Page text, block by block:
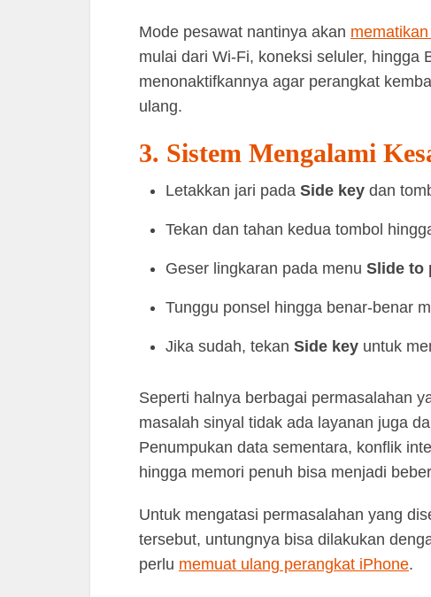
Mode pesawat nantinya akan
mulai dari Wi-Fi, koneksi seluler, hingga
menonaktifkannya agar perangkat
ulang.
3. Sistem Mengalami
Letakkan jari pada Side key dan
Tekan dan tahan kedua tombol
Geser lingkaran pada menu Slide to
Tunggu ponsel hingga benar-benar
Jika sudah, tekan Side key untuk
Seperti halnya berbagai permasalahan
masalah sinyal tidak ada layanan juga
Penumpukan data sementara, konflik
hingga memori penuh bisa menjadi
Untuk mengatasi permasalahan yang
tersebut, untungnya bisa dilakukan
perlu memuat ulang perangkat iPhone.